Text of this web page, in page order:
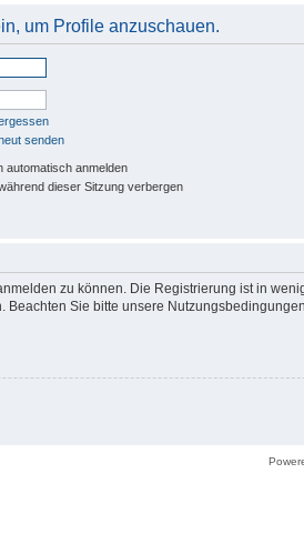
um Profile anzuschauen.
senden
automatisch anmelden
dieser Sitzung verbergen
zu können. Die Registrierung ist in
Sie bitte unsere